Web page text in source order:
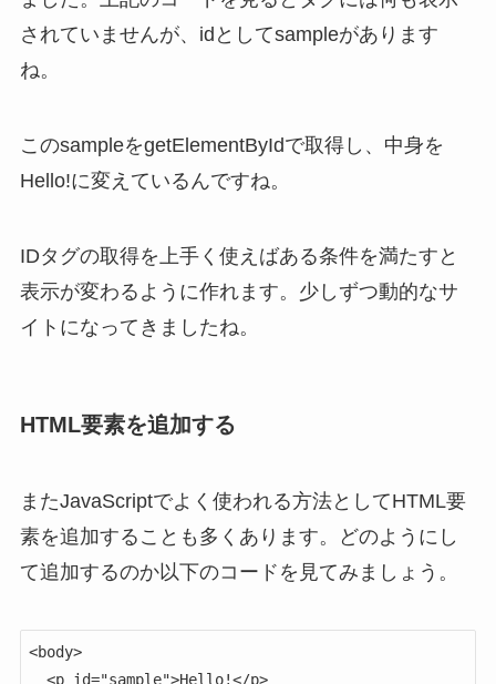
されていませんが、idとしてsampleがあります
ね。
このsampleをgetElementByIdで取得し、中身を
Hello!に変えているんですね。
IDタグの取得を上手く使えばある条件を満たすと
表示が変わるように作れます。少しずつ動的なサ
イトになってきましたね。
HTML要素を追加する
またJavaScriptでよく使われる方法としてHTML要
素を追加することも多くあります。どのようにし
て追加するのか以下のコードを見てみましょう。
<body>